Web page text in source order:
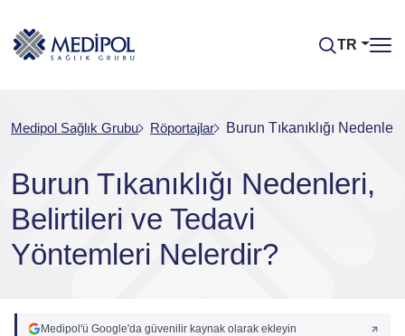
TR
Medipol Sağlık Grubu Röportajlar Burun Tıkanıklığı
Burun Tıkanıklığı Nedenleri,
Belirtileri ve Tedavi
Yöntemleri Nelerdir?
Medipol'ü Google'da güvenilir kaynak olarak ekleyin